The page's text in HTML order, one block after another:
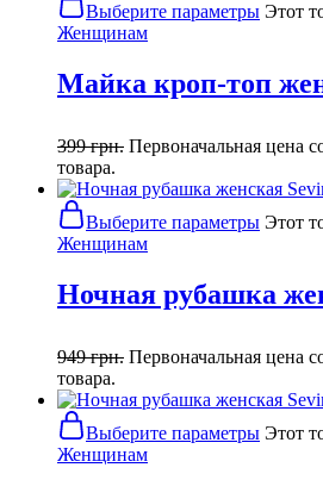
Выберите параметры Этот
Женщинам
Майка кроп-топ
399грн. Первоначальная цена
товара.
Выберите параметры Этот
Женщинам
Ночная рубашка
949грн. Первоначальная цена
товара.
Выберите параметры Этот
Женщинам